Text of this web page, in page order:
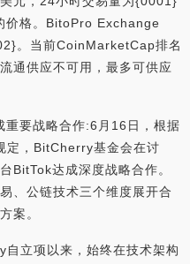
价格。BitoPro Exchange
。当前CoinMarketCap排名
通供应不可用，最多可供应
要战略合作:6月16日，根据
定，BitCherry基金会在讨
BitTok达成深度战略合作。
、公链技术三个维度展开合
案。
立项以来，始终在技术架构